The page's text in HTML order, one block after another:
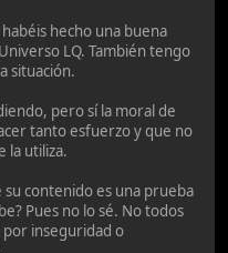
hecho una buena
LQ. También tengo
situación.
pero sí la moral de
tanto esfuerzo y que no
la utiliza.
su contenido es una prueba
Pues no lo sé. No todos
por inseguridad o